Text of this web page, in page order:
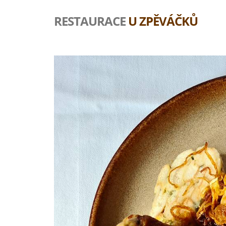
RESTAURACE U ZPĚVÁČKŮ